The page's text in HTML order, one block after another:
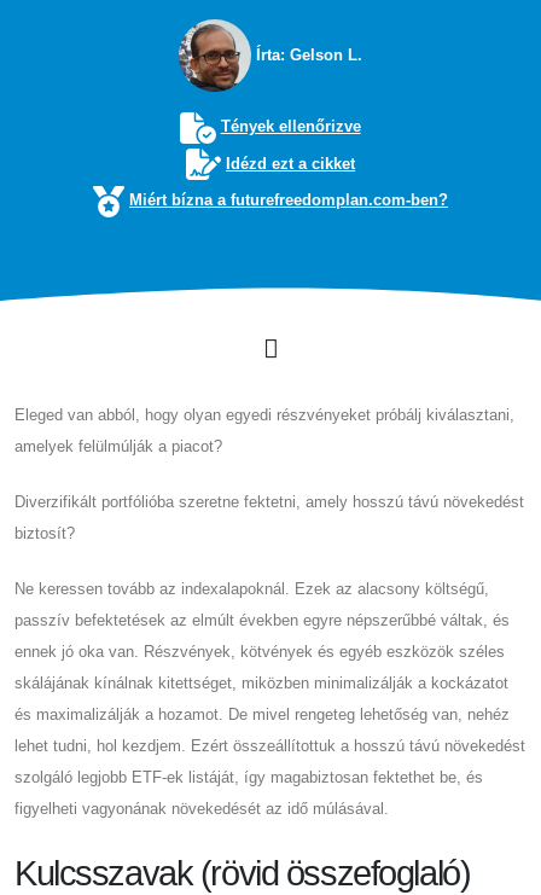
Írta: Gelson L.
Tények ellenőrizve
Idézd ezt a cikket
Miért bízna a futurefreedomplan.com-ben?
Eleged van abból, hogy olyan egyedi részvényeket próbálj kiválasztani,
amelyek felülmúlják a piacot?
Diverzifikált portfólióba szeretne fektetni, amely hosszú távú növekedést
biztosít?
Ne keressen tovább az indexalapoknál. Ezek az alacsony költségű,
passzív befektetések az elmúlt években egyre népszerűbbé váltak, és
ennek jó oka van. Részvények, kötvények és egyéb eszközök széles
skálájának kínálnak kitettséget, miközben minimalizálják a kockázatot
és maximalizálják a hozamot. De mivel rengeteg lehetőség van, nehéz
lehet tudni, hol kezdjem. Ezért összeállítottuk a hosszú távú növekedést
szolgáló legjobb ETF-ek listáját, így magabiztosan fektethet be, és
figyelheti vagyonának növekedését az idő múlásával.
Kulcsszavak (rövid összefoglaló)